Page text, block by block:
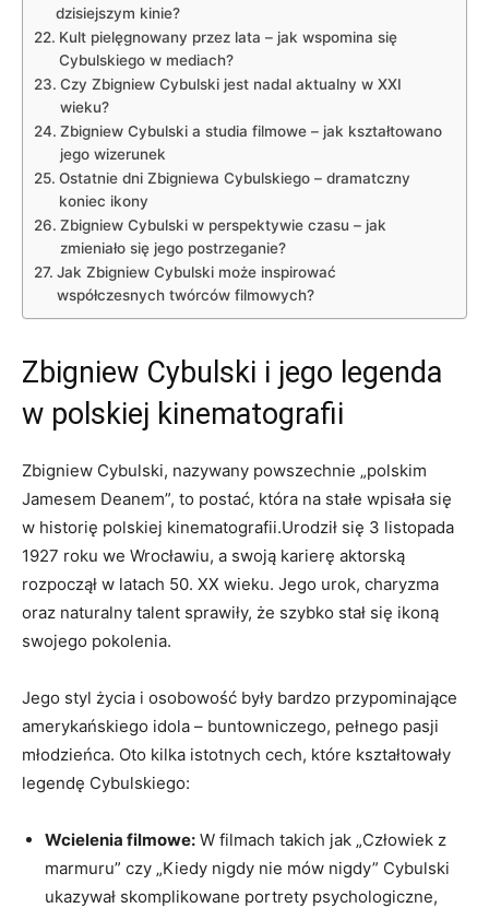
dzisiejszym kinie?
Kult pielęgnowany przez lata – jak wspomina się
Cybulskiego w mediach?
Czy Zbigniew Cybulski jest nadal aktualny w XXI
wieku?
Zbigniew Cybulski a studia filmowe – jak kształtowano
jego wizerunek
Ostatnie dni Zbigniewa Cybulskiego – dramatczny
koniec ikony
Zbigniew Cybulski w perspektywie czasu – jak
zmieniało się jego postrzeganie?
Jak Zbigniew Cybulski może inspirować
współczesnych twórców filmowych?
Zbigniew Cybulski i jego legenda
w polskiej kinematografii
Zbigniew Cybulski, nazywany powszechnie „polskim
Jamesem Deanem”, to postać, która na stałe wpisała się
w historię polskiej kinematografii.Urodził się 3 listopada
1927 roku we Wrocławiu, a swoją karierę aktorską
rozpoczął w latach 50. XX wieku. Jego urok, charyzma
oraz naturalny talent sprawiły, że szybko stał się ikoną
swojego pokolenia.
Jego styl życia i osobowość były bardzo przypominające
amerykańskiego idola – buntowniczego, pełnego pasji
młodzieńca. Oto kilka istotnych cech, które kształtowały
legendę Cybulskiego:
Wcielenia filmowe: W filmach takich jak „Człowiek z
marmuru” czy „Kiedy nigdy nie mów nigdy” Cybulski
ukazywał skomplikowane portrety psychologiczne,